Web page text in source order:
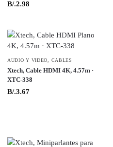
B/.2.98
AUDIO Y VIDEO CABLES
Xtech, Cable HDMI 4K, 4.57m ·
XTC-338
B/.3.67